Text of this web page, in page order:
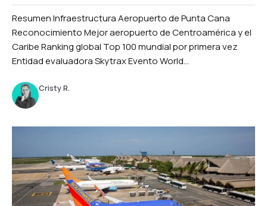
Resumen Infraestructura Aeropuerto de Punta Cana
Reconocimiento Mejor aeropuerto de Centroamérica y el
Caribe Ranking global Top 100 mundial por primera vez
Entidad evaluadora Skytrax Evento World...
Cristy R.